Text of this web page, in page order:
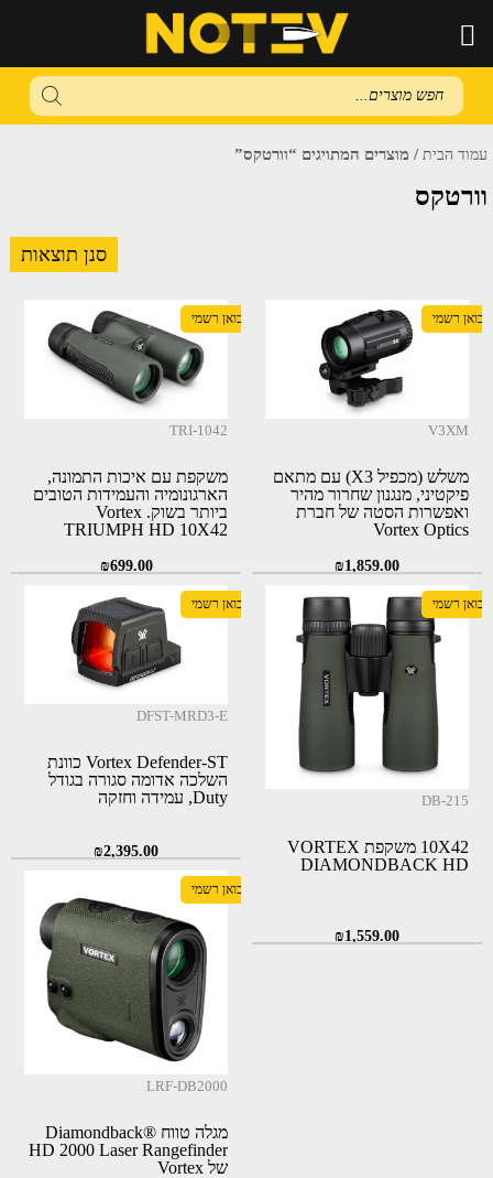
Products
search
עמוד הבית / מוצרים המתויגים “וורטקס”
וורטקס
סנן תוצאות
יבואן רשמי
V3XM
משלש (מכפיל X3) עם מתאם
פיקטיני, מנגנון שחרור מהיר
ואפשרות הסטה של חברת
Vortex Optics
₪1,859.00
יבואן רשמי
TRI-1042
משקפת עם איכות התמונה,
הארגונומיה והעמידות הטובים
ביותר בשוק. Vortex
TRIUMPH HD 10X42
₪699.00
יבואן רשמי
DB-215
10X42 משקפת VORTEX
DIAMONDBACK HD
₪1,559.00
יבואן רשמי
DFST-MRD3-E
Vortex Defender-ST כוונת
השלכה אדומה סגורה בגודל
Duty, עמידה וחזקה
₪2,395.00
יבואן רשמי
LRF-DB2000
מגלה טווח Diamondback®
HD 2000 Laser Rangefinder
של Vortex